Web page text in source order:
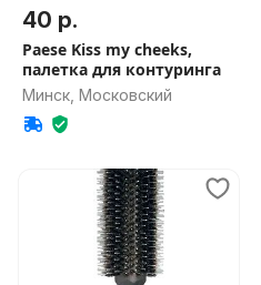
40 р.
Paese Kiss my cheeks,
палетка для контуринга
Минск, Московский